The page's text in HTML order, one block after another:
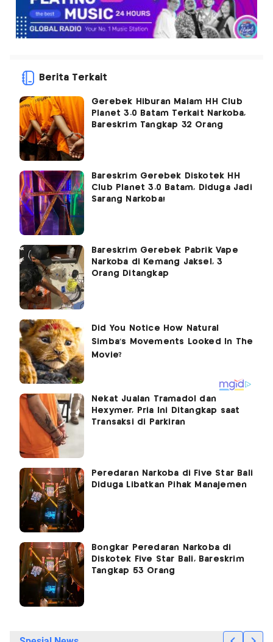
Berita Terkait
Gerebek Hiburan Malam HH Club
Planet 3.0 Batam Terkait Narkoba,
Bareskrim Tangkap 32 Orang
Bareskrim Gerebek Diskotek HH
Club Planet 3.0 Batam, Diduga Jadi
Sarang Narkoba!
Bareskrim Gerebek Pabrik Vape
Narkoba di Kemang Jaksel, 3
Orang Ditangkap
Nekat Jualan Tramadol dan
Hexymer, Pria Ini Ditangkap saat
Transaksi di Parkiran
Peredaran Narkoba di Five Star Bali
Diduga Libatkan Pihak Manajemen
Bongkar Peredaran Narkoba di
Diskotek Five Star Bali, Bareskrim
Tangkap 53 Orang